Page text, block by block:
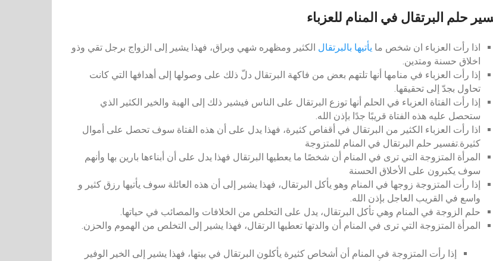
حلم البرتقال في المنام للعزباء
اذا رأت العزباء ان شخص ما يأتيها بالبرتقال الكثير ومظهره شهي وبراق، فهذا يشير إلى الزواج برجل تقي وذو
اخلاق حسنة ومتدين.
إذا رأت العزباء في منامها أنها تلتهم بعض من فاكهة البرتقال دلّ ذلك على وصولها إلى أهدافها التي كانت
تحاول بجدّ إلى تحقيقها.
إذا رأت الفتاة العزباء في الحلم أنها توزع البرتقال على الناس فيشير ذلك إلى الهبة والخير الكثير الذي
ستحصل عليه هذه الفتاة قريبًا جدًا بإذن الله.
اذا رأت العزباء الكثير من البرتقال في أقفاص كثيرة، فهذا يدل على أن هذه الفتاة سوف تحصل على أموال
كثيرة.تفسير حلم البرتقال في المنام للمتزوجة
المرأة المتزوجة التي ترى في المنام أن شخصًا ما يعطيها البرتقال فهذا يدل على أن أبناءها بارين بها وأنهم
سوف يكبرون على الأخلاق الحسنة
إذا رأت المتزوجة زوجها في المنام وهو يأكل البرتقال، فهذا يشير إلى أن هذه العائلة سوف يأتيها رزق كثير و
واسع في القريب العاجل بإذن الله.
حلم الزوجة في المنام وهي تأكل البرتقال، يدل على التخلص من الخلافات والمصائب في حياتها.
المرأة المتزوجة التي ترى في المنام أن والدتها تعطيها الرتقال، فهذا يشير إلى التخلص من الهموم والحزن.
إذا رأت المتزوجة في المنام أن أشخاص كثيرة يأكلون البرتقال في بيتها، فهذا يشير إلى الخير الوفير